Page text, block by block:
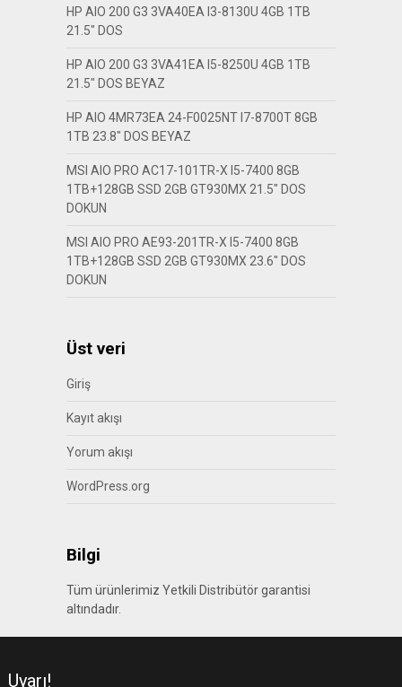
HP AIO 200 G3 3VA40EA I3-8130U 4GB 1TB
21.5″ DOS
HP AIO 200 G3 3VA41EA I5-8250U 4GB 1TB
21.5″ DOS BEYAZ
HP AIO 4MR73EA 24-F0025NT I7-8700T 8GB
1TB 23.8″ DOS BEYAZ
MSI AIO PRO AC17-101TR-X I5-7400 8GB
1TB+128GB SSD 2GB GT930MX 21.5″ DOS
DOKUN
MSI AIO PRO AE93-201TR-X I5-7400 8GB
1TB+128GB SSD 2GB GT930MX 23.6″ DOS
DOKUN
Üst veri
Giriş
Kayıt akışı
Yorum akışı
WordPress.org
Bilgi
Tüm ürünlerimiz Yetkili Distribütör garantisi
altındadır.
Uyarı!